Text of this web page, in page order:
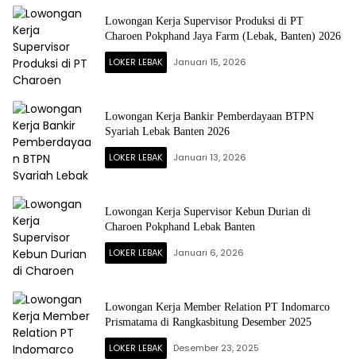
Lowongan Kerja Supervisor Produksi di PT
Charoen Pokphand Jaya Farm (Lebak, Banten) 2026
LOKER LEBAK Januari 15, 2026
Lowongan Kerja Bankir Pemberdayaan BTPN
Syariah Lebak Banten 2026
LOKER LEBAK Januari 13, 2026
Lowongan Kerja Supervisor Kebun Durian di
Charoen Pokphand Lebak Banten
LOKER LEBAK Januari 6, 2026
Lowongan Kerja Member Relation PT Indomarco
Prismatama di Rangkasbitung Desember 2025
LOKER LEBAK Desember 23, 2025